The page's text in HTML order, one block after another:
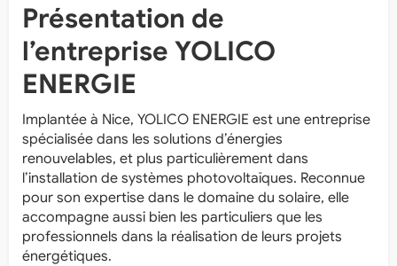
Présentation de
l’entreprise YOLICO
ENERGIE
Implantée à Nice, YOLICO ENERGIE est une entreprise
spécialisée dans les solutions d’énergies
renouvelables, et plus particulièrement dans
l’installation de systèmes photovoltaïques. Reconnue
pour son expertise dans le domaine du solaire, elle
accompagne aussi bien les particuliers que les
professionnels dans la réalisation de leurs projets
énergétiques.